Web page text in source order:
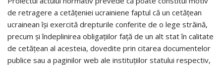
de retragere a cetățeniei ucrainiene faptul că un cetățean
ucrainean își exercită drepturile conferite de o lege străină,
precum și îndeplinirea obligațiilor față de un alt stat în calitate
de cetățean al acesteia, dovedite prin citarea documentelor
publice sau a paginilor web ale instituțiilor statului respectiv,